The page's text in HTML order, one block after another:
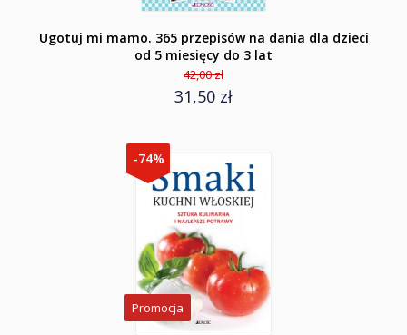
Ugotuj mi mamo. 365 przepisów na dania dla dzieci
od 5 miesięcy do 3 lat
42,00 zł
31,50 zł
-74%
Promocja